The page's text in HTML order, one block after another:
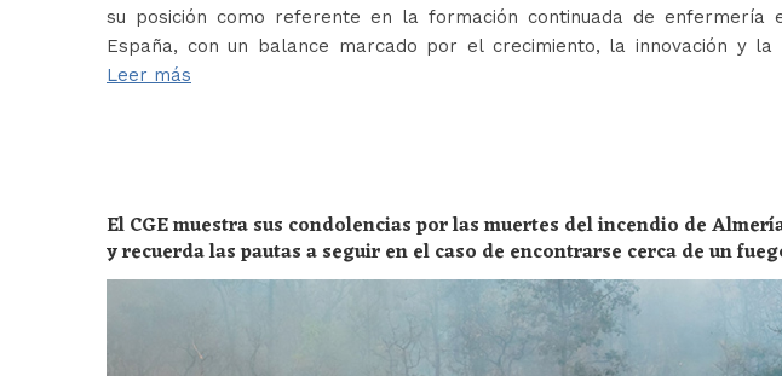
su posición como referente en la formación continuada de enfermería
España, con un balance marcado por el crecimiento, la innovación y la
Leer más
El CGE muestra sus condolencias por las muertes del incendio de
y recuerda las pautas a seguir en el caso de encontrarse cerca de un